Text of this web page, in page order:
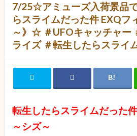
7/25☆アミューズ入荷景品
らスライムだった件 EXQフ
～》☆ ＃UFOキャッチャー
ライズ ＃転生したらスライ
転生したらスライムだった
～シズ～